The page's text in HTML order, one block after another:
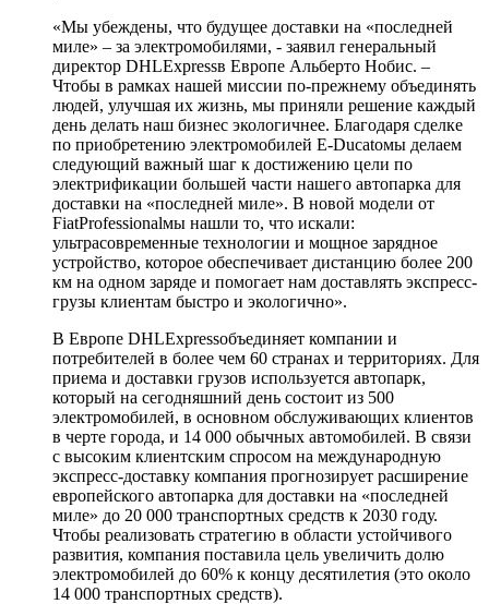
«Мы убеждены, что будущее доставки на «последней
миле» – за электромобилями, - заявил генеральный
директор DHLExpressв Европе Альберто Нобис. –
Чтобы в рамках нашей миссии по-прежнему объединять
людей, улучшая их жизнь, мы приняли решение каждый
день делать наш бизнес экологичнее. Благодаря сделке
по приобретению электромобилей E-Ducatoмы делаем
следующий важный шаг к достижению цели по
электрификации большей части нашего автопарка для
доставки на «последней миле». В новой модели от
FiatProfessionalмы нашли то, что искали:
ультрасовременные технологии и мощное зарядное
устройство, которое обеспечивает дистанцию более 200
км на одном заряде и помогает нам доставлять экспресс-
грузы клиентам быстро и экологично».
В Европе DHLExpressобъединяет компании и
потребителей в более чем 60 странах и территориях. Для
приема и доставки грузов используется автопарк,
который на сегодняшний день состоит из 500
электромобилей, в основном обслуживающих клиентов
в черте города, и 14 000 обычных автомобилей. В связи
с высоким клиентским спросом на международную
экспресс-доставку компания прогнозирует расширение
европейского автопарка для доставки на «последней
миле» до 20 000 транспортных средств к 2030 году.
Чтобы реализовать стратегию в области устойчивого
развития, компания поставила цель увеличить долю
электромобилей до 60% к концу десятилетия (это около
14 000 транспортных средств).